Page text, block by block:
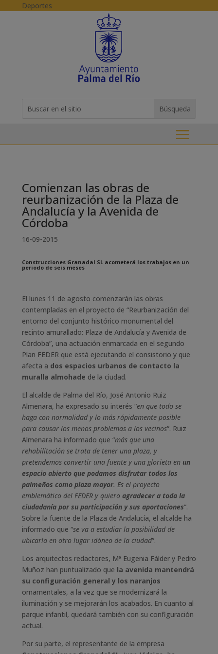
Skip to content
Deportes
for...
Comienzan las obras de
reurbanización de la Plaza de
Andalucía y la Avenida de
Córdoba
16-09-2015
Construcciones Granadal SL acometerá los trabajos en un
periodo de seis meses
El lunes 11 de agosto comenzarán las obras
contempladas en el proyecto de “Reurbanización del
entorno del conjunto histórico monumental del
recinto amurallado: Plaza de Andalucía y Avenida de
Córdoba”, una actuación enmarcada en el segundo
Plan FEDER que está ejecutando el consistorio y que
afecta a dos espacios urbanos de contacto la
muralla almohade de la ciudad.
El alcalde de Palma del Río, José Antonio Ruiz
Almenara, ha expresado su interés “en que todo se
haga con normalidad y lo más rápidamente posible
para causar los menos problemas a los vecinos”. Ruiz
Almenara ha informado que “más que una
rehabilitación se trata de tener una plaza, y
pretendemos convertir una fuente y una glorieta en un
espacio abierto que podamos disfrutar todos los
palmeños como plaza mayor. Es el proyecto
emblemático del FEDER y quiero agradecer a toda la
ciudadanía por su participación y sus aportaciones”.
Sobre la fuente de la Plaza de Andalucía, el alcalde ha
informado que “se va a estudiar la posibilidad de
ubicarla en otro lugar idóneo de la ciudad”.
Los arquitectos redactores, Mª Eugenia Fálder y Pedro
Muñoz han puntualizado que la avenida mantendrá
su configuración general y los naranjos
ornamentales, a la vez que se modernizará la
iluminación y se mejorarán los acabados. En cuanto al
parque infantil, quedará también con su configuración
actual.
Por su parte, el representante de la empresa